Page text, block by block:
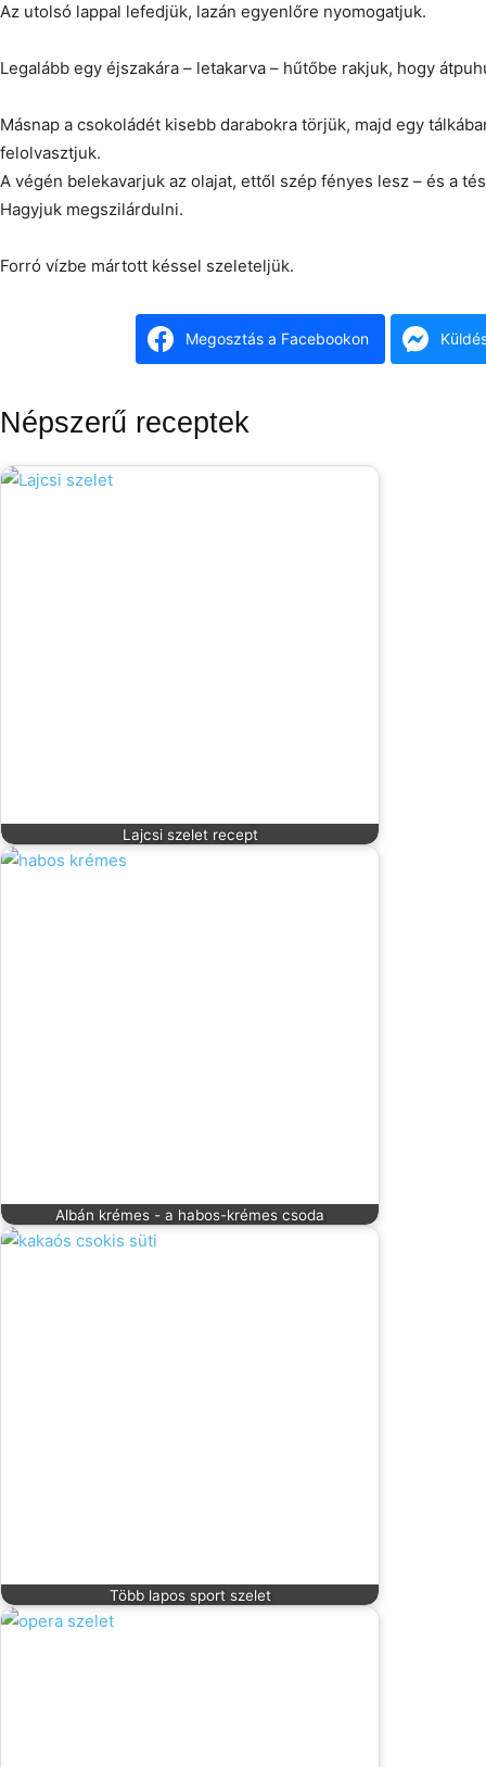
Az utolsó lappal lefedjük, lazán egyenlőre nyomogatjuk.
Legalább egy éjszakára – letakarva – hűtőbe rakjuk, hogy
Másnap a csokoládét kisebb darabokra törjük, majd egy
felolvasztjuk.
A végén belekavarjuk az olajat, ettől szép fényes lesz – és a
Hagyjuk megszilárdulni.
Forró vízbe mártott késsel szeleteljük.
Megosztás a Facebookon
Népszerű receptek
Lajcsi szelet recept
Albán krémes - a habos-krémes csoda
Több lapos sport szelet